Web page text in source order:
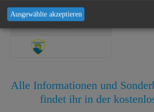
Alle Informationen und
findet ihr in der
Ausgewählte akzeptieren